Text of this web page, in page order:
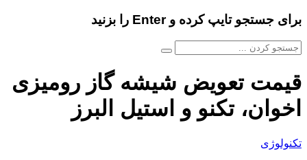
برای جستجو تایپ کرده و Enter را بزنید
قیمت تعویض شیشه گاز رومیزی
اخوان، تکنو و استیل البرز
تکنولوژی